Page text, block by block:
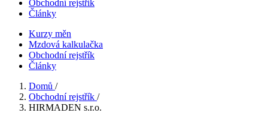
Obchodní rejstřík
Články
Kurzy měn
Mzdová kalkulačka
Obchodní rejstřík
Články
Domů /
Obchodní rejstřík /
HIRMADEN s.r.o.